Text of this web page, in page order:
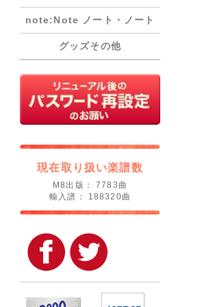
note:Note ノート・ノート
グッズその他
現在取り扱い楽譜数
M8出版： 7783曲
輸入譜： 188320曲